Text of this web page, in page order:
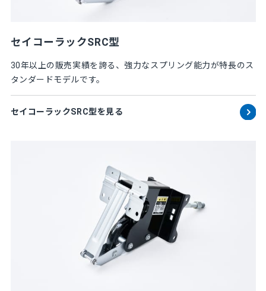
セイコーラックSRC型
30年以上の販売実績を誇る、強力なスプリング能力が特長のス
タンダードモデルです。
セイコーラックSRC型を見る